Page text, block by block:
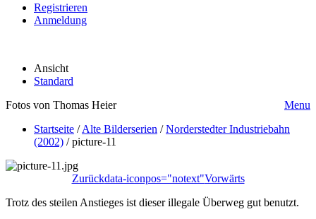
Registrieren
Anmeldung
Ansicht
Standard
Fotos von Thomas Heier
Menu
Startseite /Alte Bilderserien /Norderstedter Industriebahn
(2002) /picture-11
Zurückdata-iconpos="notext"Vorwärts
Trotz des steilen Anstieges ist dieser illegale Überweg gut benutzt.